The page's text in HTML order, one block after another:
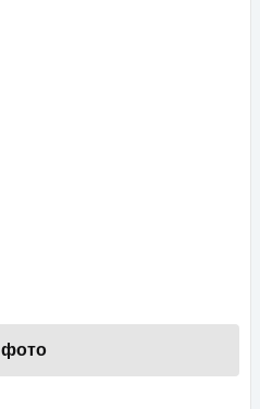
фото